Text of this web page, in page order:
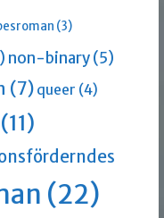
(3)
non-binary(5)
(7) queer (4)
(11)
(22)